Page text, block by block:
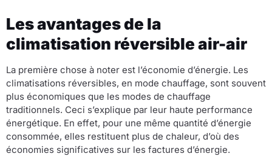
Les avantages de la
climatisation réversible air-air
La première chose à noter est l’économie d’énergie. Les
climatisations réversibles, en mode chauffage, sont souvent
plus économiques que les modes de chauffage
traditionnels. Ceci s’explique par leur haute performance
énergétique. En effet, pour une même quantité d’énergie
consommée, elles restituent plus de chaleur, d’où des
économies significatives sur les factures d’énergie.